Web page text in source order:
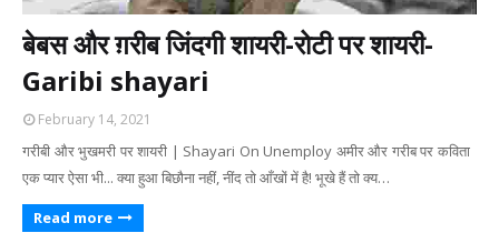
बेबस और ग़रीब जिंदगी शायरी-रोटी पर शायरी-
Garibi shayari
February 14, 2021
गरीबी और भुखमरी पर शायरी | Shayari On Unemploy अमीर और गरीब पर कविता
एक प्यार ऐसा भी... क्या हुआ बिछौना नहीं, नींद तो आँखों में है! भूखे हैं तो क्य…
Read more